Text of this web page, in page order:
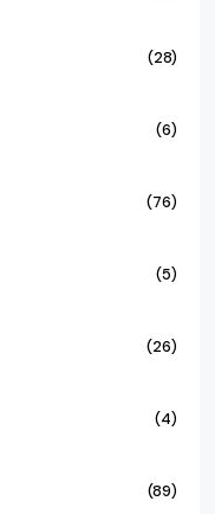
(28)
(6)
(76)
(5)
(26)
(4)
(89)